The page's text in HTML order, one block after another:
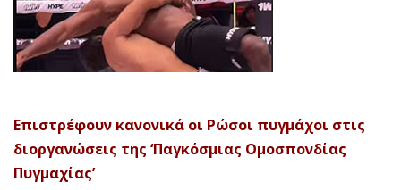
Επιστρέφουν κανονικά οι Ρώσοι πυγμάχοι στις
διοργανώσεις της ‘Παγκόσμιας Ομοσπονδίας
Πυγμαχίας’